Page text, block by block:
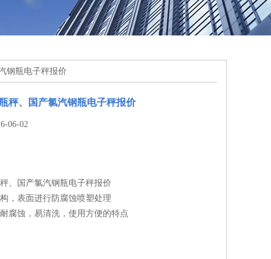
钢瓶电子秤报价
秤、国产氯汽钢瓶电子秤报价
06-02
、国产氯汽钢瓶电子秤报价
，表面进行防腐蚀喷塑处理
腐蚀，易清洗，使用方便的特点